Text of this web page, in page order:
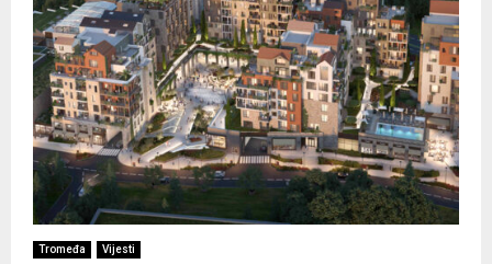
Tromeđa Vijesti